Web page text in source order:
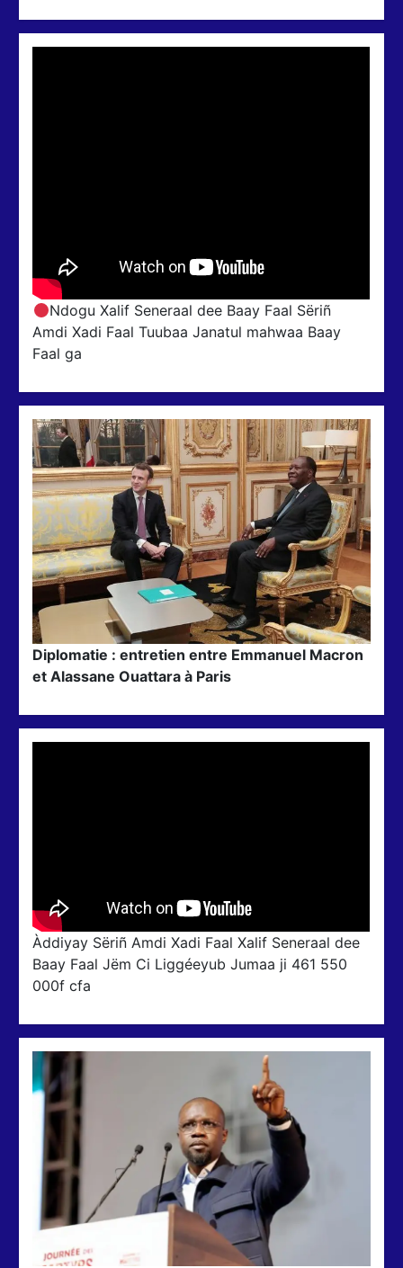
Ndogu Xalif Seneraal dee Baay Faal Sëriñ
Amdi Xadi Faal Tuubaa Janatul mahwaa Baay
Faal ga
Diplomatie : entretien entre Emmanuel Macron
et Alassane Ouattara à Paris
Àddiyay Sëriñ Amdi Xadi Faal Xalif Seneraal dee
Baay Faal Jëm Ci Liggéeyub Jumaa ji 461 550
000f cfa